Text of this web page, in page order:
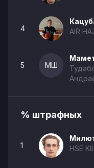
4
AIR
5 МШ
% штрафных
1
HSE